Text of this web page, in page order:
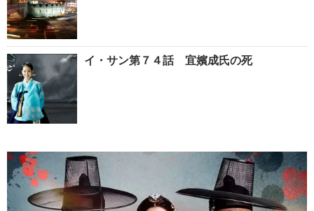
イ・サン第７４話 宜嬪成氏の死